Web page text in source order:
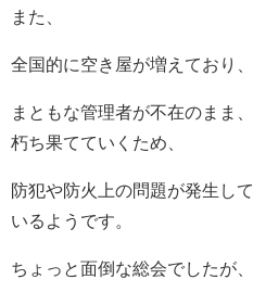
また、
全国的に空き屋が増えており、
まともな管理者が不在のまま、
朽ち果てていくため、
防犯や防火上の問題が発生して
いるようです。
ちょっと面倒な総会でしたが、